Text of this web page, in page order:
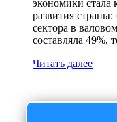
экономики стала
развития
сектора в
составляла 49%,
Читать далее